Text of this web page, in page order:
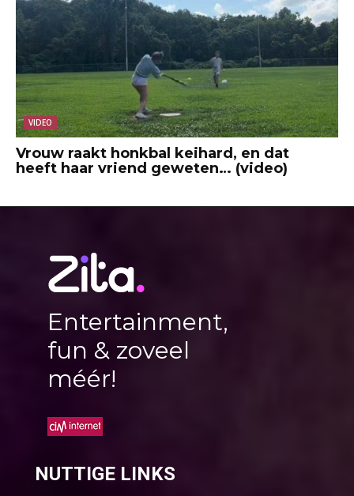
VIDEO
Vrouw raakt honkbal keihard, en dat
heeft haar vriend geweten… (video)
Entertainment,
fun & zoveel
méér!
NUTTIGE LINKS